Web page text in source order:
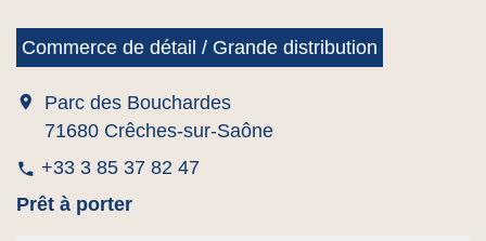
Commerce de détail / Grande distribution
location_on
Parc des Bouchardes
71680 Crêches-sur-Saône
phone +33 3 85 37 82 47
Prêt à porter